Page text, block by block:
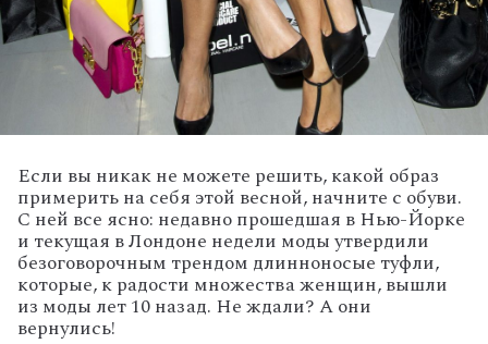
Если вы никак не можете решить, какой образ
примерить на себя этой весной, начните с обуви.
С ней все ясно: недавно прошедшая в Нью-Йорке
и текущая в Лондоне недели моды утвердили
безоговорочным трендом длинноносые туфли,
которые, к радости множества женщин, вышли
из моды лет 10 назад. Не ждали? А они
вернулись!